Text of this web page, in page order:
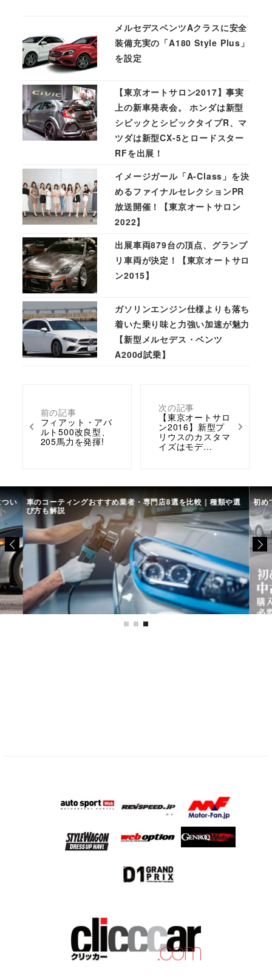
前の記事
フィアット・アバ
ルト500改良型、
205馬力を発揮!
次の記事
【東京オートサロ
ン2016】新型プ
リウスのカスタマ
イズはモデ…
メルセデスベンツAクラスに安全
装備充実の「A180 Style Plus」
を設定
【東京オートサロン2017】事実
上の新車発表会。 ホンダは新型
シビックとシビックタイプR、マ
ツダは新型CX-5とロードスター
RFを出展！
イメージガール「A-Class」を決
めるファイナルセレクションPR
放送開催！【東京オートサロン
2022】
出展車両879台の頂点、グランプ
リ車両が決定！【東京オートサロ
ン2015】
ガソリンエンジン仕様よりも落ち
着いた乗り味と力強い加速が魅力
【新型メルセデス・ベンツ
A200d試乗】
比較｜種類や選 初めての中古車選び、購入時の流れや必要な書類などに